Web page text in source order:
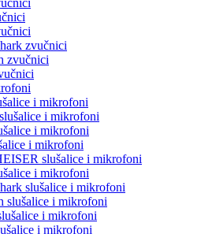
zvučnici
zvučnici
i mikrofoni
i mikrofoni
i mikrofoni
i mikrofoni
slušalice i mikrofoni
i mikrofoni
slušalice i mikrofoni
slušalice i mikrofoni
i mikrofoni
i mikrofoni